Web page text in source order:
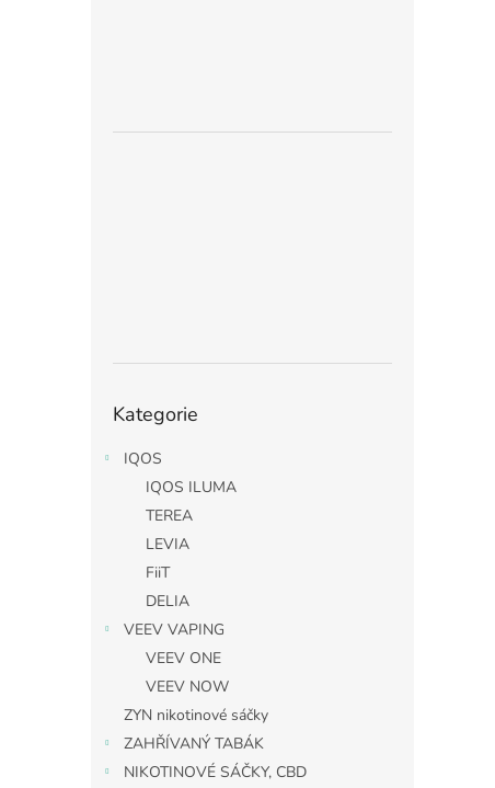
kategorie
Kategorie
IQOS
IQOS ILUMA
TEREA
LEVIA
FiiT
DELIA
VEEV VAPING
VEEV ONE
VEEV NOW
ZYN nikotinové sáčky
ZAHŘÍVANÝ TABÁK
NIKOTINOVÉ SÁČKY, CBD